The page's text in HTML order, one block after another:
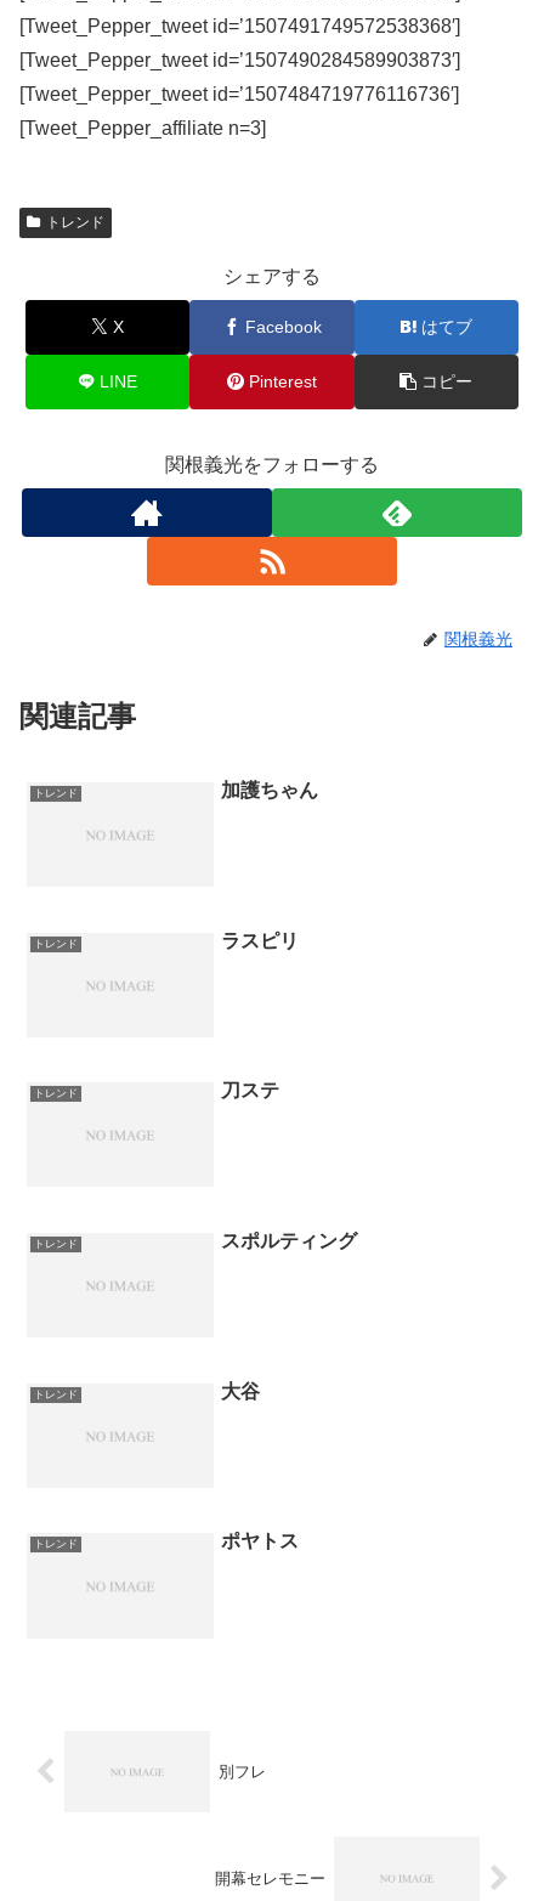
[Tweet_Pepper_tweet id=’1507491749572538368′]
[Tweet_Pepper_tweet id=’1507490284589903873′]
[Tweet_Pepper_tweet id=’1507484719776116736′]
[Tweet_Pepper_affiliate n=3]
トレンド
シェアする
X Facebook はてブ
LINE Pinterest コピー
関根義光をフォローする
関根義光
関連記事
トレンド 加護ちゃん
トレンド ラスピリ
トレンド 刀ステ
トレンド スポルティング
トレンド 大谷
トレンド ポヤトス
別フレ
開幕セレモニー